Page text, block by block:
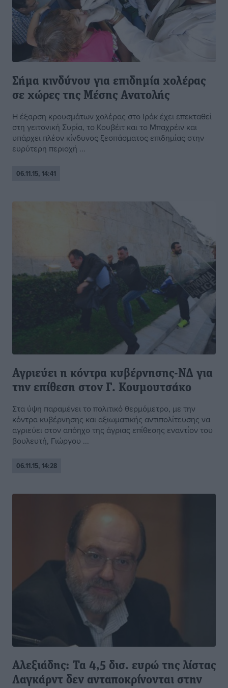
Σήμα κινδύνου για επιδημία χολέρας
σε χώρες της Μέσης Ανατολής
Η έξαρση κρουσμάτων χολέρας στο Ιράκ έχει επεκταθεί
στη γειτονική Συρία, το Κουβέιτ και το Μπαχρέιν και
υπάρχει πλέον κίνδυνος ξεσπάσματος επιδημίας στην
ευρύτερη περιοχή ...
06.11.15, 14:41
Αγριεύει η κόντρα κυβέρνησης-ΝΔ για
την επίθεση στον Γ. Κουμουτσάκο
Στα ύψη παραμένει το πολιτικό θερμόμετρο, με την
κόντρα κυβέρνησης και αξιωματικής αντιπολίτευσης να
αγριεύει στον απόηχο της άγριας επίθεσης εναντίον του
βουλευτή, Γιώργου ...
06.11.15, 14:28
Αλεξιάδης: Τα 4,5 δισ. ευρώ της λίστας
Λαγκάρντ δεν ανταποκρίνονται στην